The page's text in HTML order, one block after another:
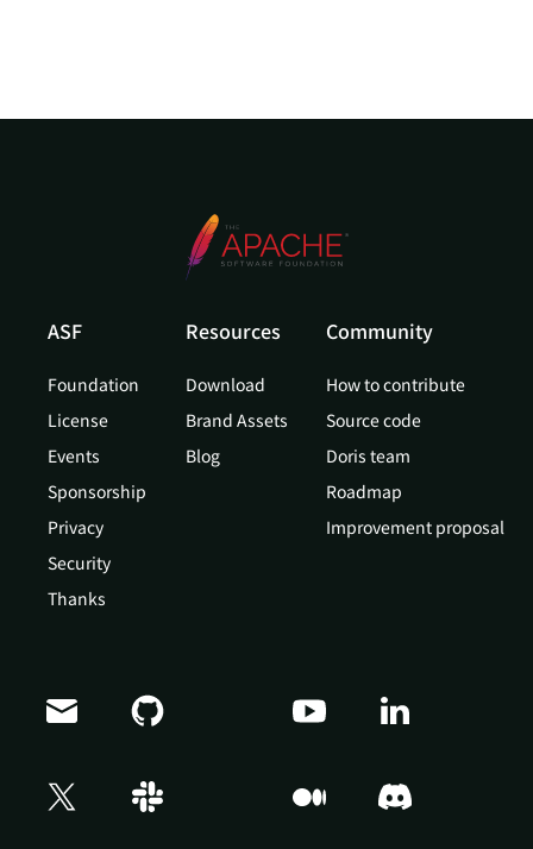
ASF
Foundation
License
Events
Sponsorship
Privacy
Security
Thanks
Resources
Download
Brand Assets
Blog
Community
How to contribute
Source code
Doris team
Roadmap
Improvement proposal
Doris Summit 26